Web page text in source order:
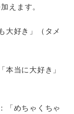
えます。
大好き」（タメ
本当に大好き」
「めちゃくちゃ